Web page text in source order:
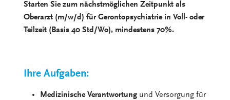
Starten Sie zum nächstmöglichen Zeitpunkt als
Oberarzt (m/w/d) für Gerontopsychiatrie in Voll- oder
Teilzeit (Basis 40 Std/Wo), mindestens 70%.
Ihre Aufgaben:
Medizinische Verantwortung und Versorgung für